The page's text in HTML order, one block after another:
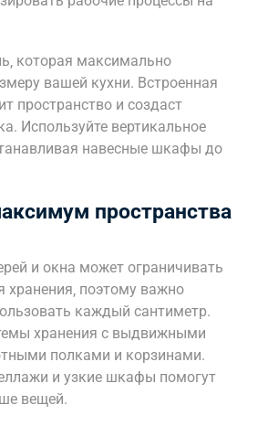
которая максимально
вашей кухни. Встроенная
пространство и создаст
Используйте вертикальное
навесные шкафы до
пространства
и окна может ограничивать
хранения‚ поэтому важно
каждый сантиметр.
хранения с выдвижными
полками и корзинами.
и узкие шкафы помогут
вещей.